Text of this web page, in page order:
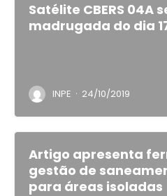
Satélite CBERS 04A
madrugada do dia
INPE · 24/10/2019
Artigo apresenta
gestão de
para áreas isoladas